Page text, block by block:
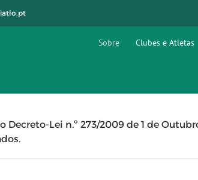
Sobre Clubes e Atletas
Decreto-Lei n.º 273/2009 de 1 de